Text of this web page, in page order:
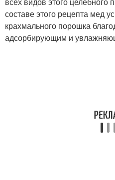
составе этого рецепта мед
крахмального порошка
адсорбирующим и